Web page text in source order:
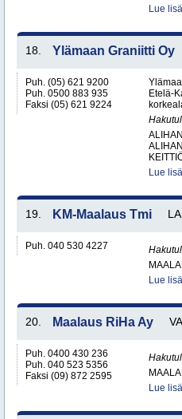
Lue
18. Ylämaan Graniitti Oy
Puh. (05) 621 9200
Puh. 0500 883 935
Faksi (05) 621 9224
Etelä-
Lue
19. KM-Maalaus Tmi
Puh. 040 530 4227
Lue
20. Maalaus RiHa Ay
Puh. 0400 430 236
Puh. 040 523 5356
Faksi (09) 872 2595
Lue